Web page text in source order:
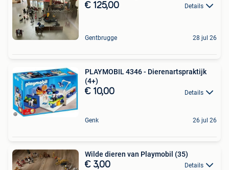
€ 125,00 Details
Gentbrugge 28 jul 26
PLAYMOBIL 4346 - Dierenartspraktijk
(4+)
€ 10,00 Details
Genk 26 jul 26
Wilde dieren van Playmobil (35)
€ 3,00 Details